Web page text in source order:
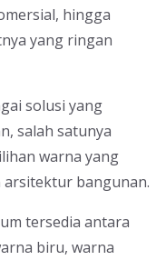
hingga
yang ringan
solusi yang
salah satunya
warna yang
arsitektur bangunan.
tersedia antara
biru, warna